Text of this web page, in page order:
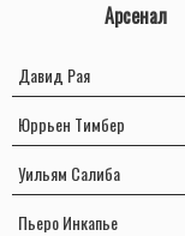
Арсенал
Давид Рая
Юррьен Тимбер
Уильям Салиба
Пьеро Инкапье